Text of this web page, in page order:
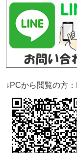
↓PCから閲覧の方